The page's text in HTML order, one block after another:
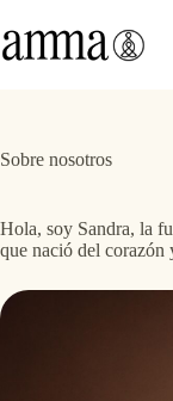
al
contenido
Sobre nosotros
Hola, soy Sandra, la
que nació del corazón